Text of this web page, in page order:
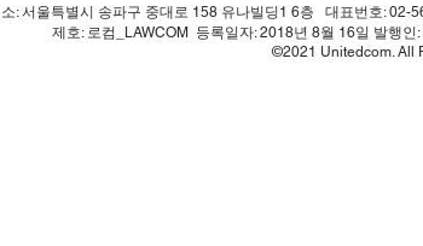
소: 서울특별시 송파구 중대로 158 유나빌딩1 6층 대표번호:
제호: 로컴_LAWCOM 등록일자: 2018년 8월 16일 발행
©2021 Unitedcom. All